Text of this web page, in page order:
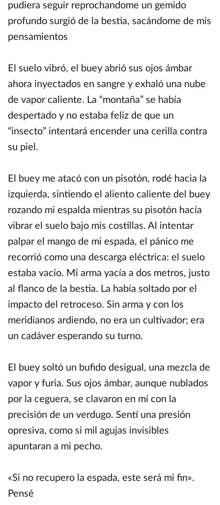
pudiera seguir reprochandome un gemido
profundo surgió de la bestia, sacándome de mis
pensamientos
El suelo vibró, el buey abrió sus ojos ámbar
ahora inyectados en sangre y exhaló una nube
de vapor caliente. La “montaña” se había
despertado y no estaba feliz de que un
“insecto” intentará encender una cerilla contra
su piel.
El buey me atacó con un pisotón, rodé hacia la
izquierda, sintiendo el aliento caliente del buey
rozando mi espalda mientras su pisotón hacía
vibrar el suelo bajo mis costillas. Al intentar
palpar el mango de mi espada, el pánico me
recorrió como una descarga eléctrica: el suelo
estaba vacío. Mi arma yacía a dos metros, justo
al flanco de la bestia. La había soltado por el
impacto del retroceso. Sin arma y con los
meridianos ardiendo, no era un cultivador; era
un cadáver esperando su turno.
El buey soltó un bufido desigual, una mezcla de
vapor y furia. Sus ojos ámbar, aunque nublados
por la ceguera, se clavaron en mí con la
precisión de un verdugo. Sentí una presión
opresiva, como si mil agujas invisibles
apuntaran a mi pecho.
«Si no recupero la espada, este será mi fin».
Pensé